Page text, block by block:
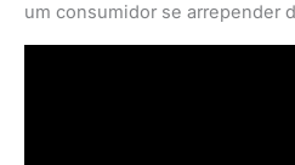
um consumidor se arrepender